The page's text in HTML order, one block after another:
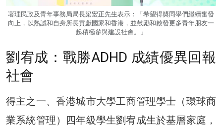
署理民政及青年事務局局長梁宏正先生表示：「希望得奬同學們繼續奮發
向上，以熱誠和自身所長貢獻國家和香港，並鼓勵和啟發更多青年朋友一
起積極參與建設社會。」
劉宥成：戰勝ADHD 成績優異回報
社會
得主之一、香港城市大學工商管理學士（環球商
業系統管理）四年級學生劉宥成生於基層家庭，